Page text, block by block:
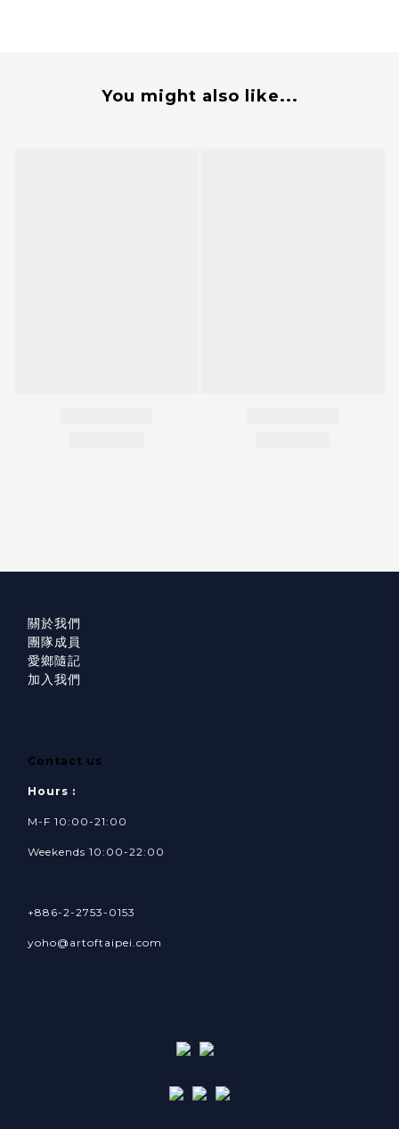
You might also like...
關於我們
團隊成員
愛鄉隨記
加入我們
Contact us
Hours :
M-F 10:00-21:00
Weekends 10:00-22:00
+886-2-2753-0153
yoho@artoftaipei.com